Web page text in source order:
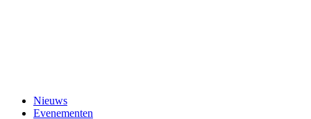
Nieuws
Evenementen